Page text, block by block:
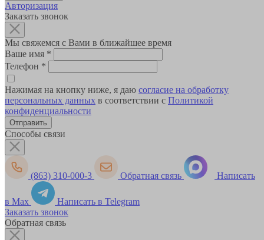
Авторизация
Заказать звонок
Мы свяжемся с Вами в ближайшее время
Ваше имя *
Телефон *
Нажимая на кнопку ниже, я даю согласие на обработку
персональных данных в соответствии с Политикой
конфиденциальности
Способы связи
(863) 310-000-3 Обратная связь Написать
в Max
Написать в Telegram
Заказать звонок
Обратная связь